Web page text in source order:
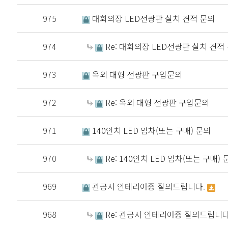
975 대회의장 LED전광판 실치 견적 문의
974 Re: 대회의장 LED전광판 실치 견적
973 옥외 대형 전광판 구입문의
972 Re: 옥외 대형 전광판 구입문의
971 140인치 LED 임차(또는 구매) 문의
970 Re: 140인치 LED 임차(또는 구매)
969 관공서 인테리어중 질의드립니다.
968 Re: 관공서 인테리어중 질의드립니